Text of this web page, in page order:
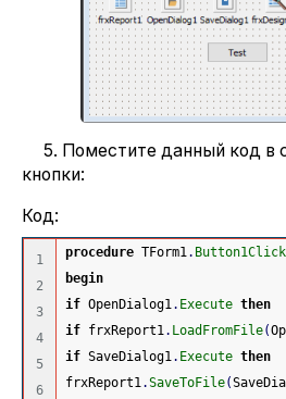
5. Поместите данный код в
кнопки:
Код:
1
2
3
4
5
6
procedure TForm1. Button1Click
begin
if OpenDialog1. Execute then
if frxReport1. LoadFromFile(
if SaveDialog1. Execute then
frxReport1.SaveToFile(